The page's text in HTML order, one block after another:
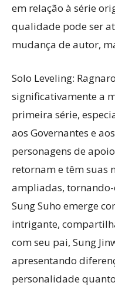
em relação à série
qualidade pode ser
mudança de autor,
Solo Leveling:
significativamente a
primeira série,
aos Governantes e
personagens de
retornam e têm suas
ampliadas,
Sung Suho emerge
intrigante,
com seu pai, Sung
apresentando
personalidade